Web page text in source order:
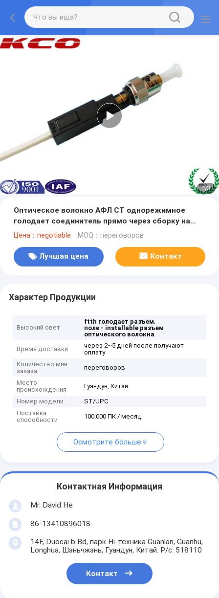
1/3
Оптическое волокно АФЛ СТ однорежимное
голодает соединитель прямо через сборку на
месте
Цена：negotiable MOQ：переговоров
Лучшая цена Контакт
Характер Продукции
Высокий свет
ftth голодает разъем,
поле - installable разъем
оптического волокна
Время доставки
через 2~5 дней после получают
оплату
Количество мин
заказа
переговоров
Место
происхождения
Гуандун, Китай
Номер модели
ST/UPC
Поставка
способности
100.000 ПК / месяц
Осмотрите больше
Контактная Информация
Mr. David He
86-13410896018
14F, Duocai b Bd, парк Hi-техника Guanlan, Guanhu,
Longhua, Шэньчжэнь, Гуандун, Китай. P/c: 518110
Контакт